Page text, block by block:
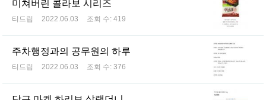
미쳐버린 콜라보 시리즈
티드립 2022.06.03 조회 수: 419
주차행정과의 공무원의 하루
티드립 2022.06.03 조회 수: 376